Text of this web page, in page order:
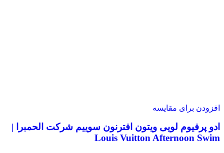
افزودن برای مقایسه
ادو پرفیوم لویی ویتون افترنون سوییم شرکت الحمبرا |
Louis Vuitton Afternoon Swim